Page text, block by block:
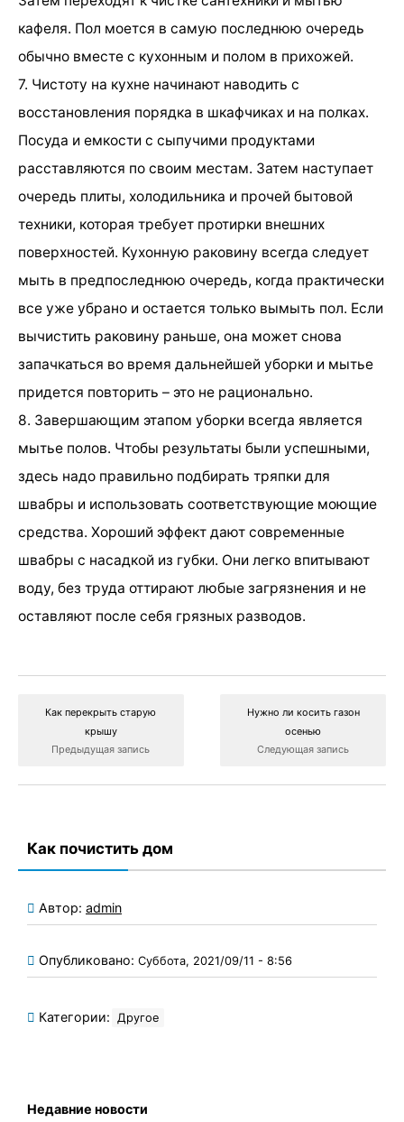
кафеля. Пол моется в самую последнюю очередь
обычно вместе с кухонным и полом в прихожей.
7. Чистоту на кухне начинают наводить с
восстановления порядка в шкафчиках и на полках.
Посуда и емкости с сыпучими продуктами
расставляются по своим местам. Затем наступает
очередь плиты, холодильника и прочей бытовой
техники, которая требует протирки внешних
поверхностей. Кухонную раковину всегда следует
мыть в предпоследнюю очередь, когда практически
все уже убрано и остается только вымыть пол. Если
вычистить раковину раньше, она может снова
запачкаться во время дальнейшей уборки и мытье
придется повторить – это не рационально.
8. Завершающим этапом уборки всегда является
мытье полов. Чтобы результаты были успешными,
здесь надо правильно подбирать тряпки для
швабры и использовать соответствующие моющие
средства. Хороший эффект дают современные
швабры с насадкой из губки. Они легко впитывают
воду, без труда оттирают любые загрязнения и не
оставляют после себя грязных разводов.
Как перекрыть старую
крышу
Предыдущая запись
Нужно ли косить газон
осенью
Следующая запись
Как почистить дом
Автор: admin
Опубликовано: Суббота, 2021/09/11 - 8:56
Категории: Другое
Недавние новости